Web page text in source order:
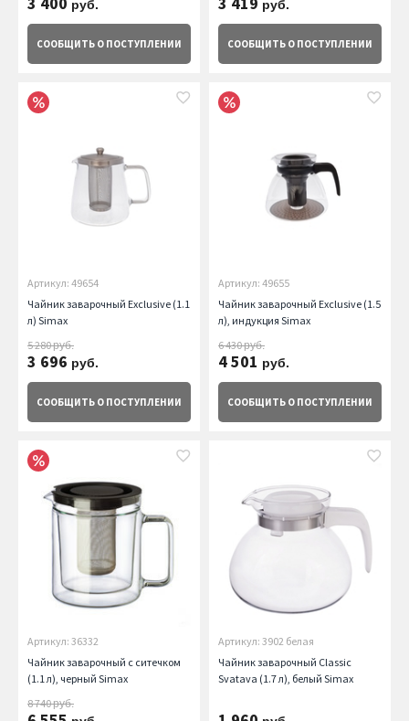
руб.
СООБЩИТЬ О ПОСТУПЛЕНИИ
руб.
СООБЩИТЬ О ПОСТУПЛЕНИИ
Артикул: 49654
Чайник заварочный Exclusive (1.1
л) Simax
5 280руб.
3 696 руб.
СООБЩИТЬ О ПОСТУПЛЕНИИ
Артикул: 49655
Чайник заварочный Exclusive (1.5
л), индукция Simax
6 430руб.
4 501 руб.
СООБЩИТЬ О ПОСТУПЛЕНИИ
Артикул: 36332
Чайник заварочный с ситечком
(1.1 л), черный Simax
8 740руб.
Артикул: 3902 белая
Чайник заварочный Classic
Svatava (1.7 л), белый Simax